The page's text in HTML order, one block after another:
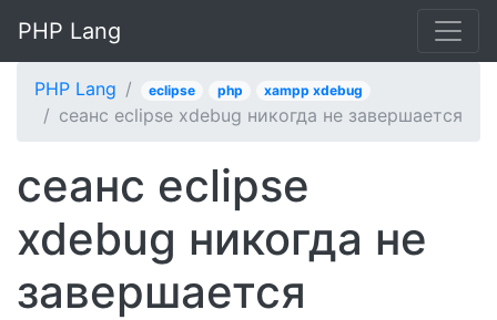
PHP Lang
PHP Lang eclipse php xampp xdebug
сеанс eclipse xdebug никогда не завершается
сеанс eclipse
xdebug никогда не
завершается